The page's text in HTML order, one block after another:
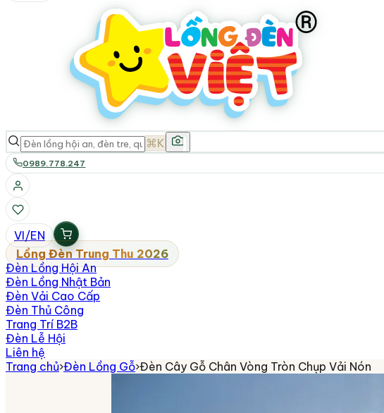
⌘K
0989.778.247
VI/EN
Lồng Đèn Trung Thu 2026
Đèn Lồng Hội An
Đèn Lồng Nhật Bản
Đèn Vải Cao Cấp
Đèn Thủ Công
Trang Trí B2B
Đèn Lễ Hội
Liên hệ
Trang chủ›Đèn Lồng Gỗ›Đèn Cây Gỗ Chân Vòng Tròn Chụp Vải Nón